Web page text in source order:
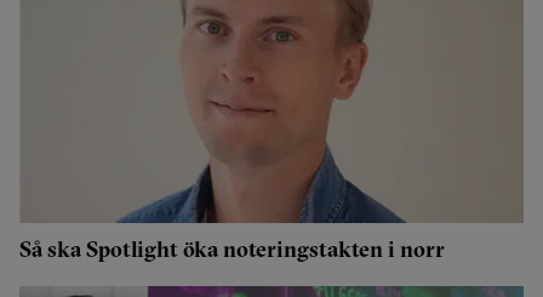
Så ska Spotlight öka noteringstakten i norr